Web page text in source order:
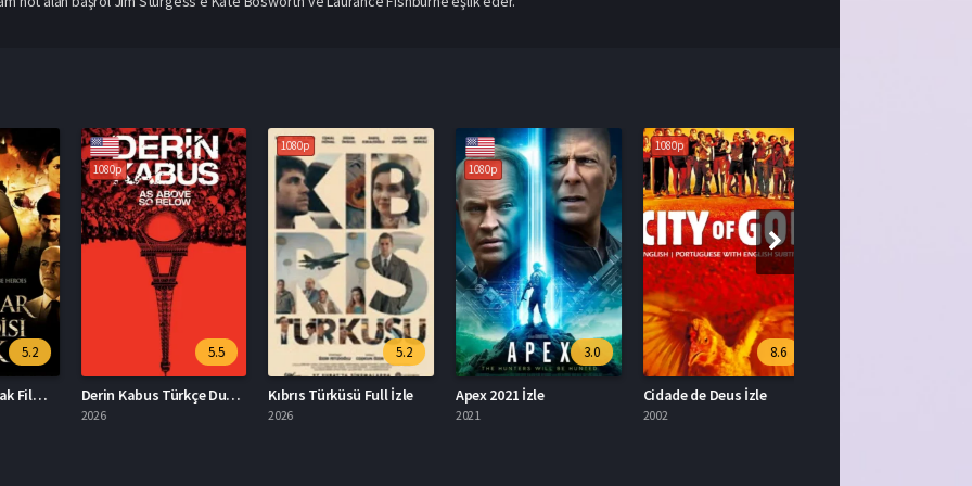
5.2
Kurtlar Vadisi: Irak Filmi İzle
1080p
5.5
Derin Kabus Türkçe Dublaj İzle
2026
1080p
5.2
Kıbrıs Türküsü Full İzle
2026
1080p
3.0
Apex 2021 İzle
2021
1080p
8.6
Cidade de Deus İzle
2002